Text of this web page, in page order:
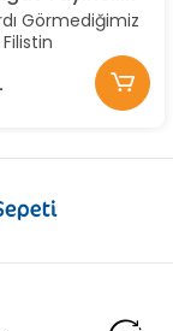
Görmediğimiz
Filistin